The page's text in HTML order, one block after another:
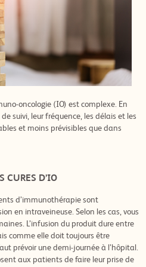
oncologie (IO) est complexe. En
suivi, leur fréquence, les délais et les
et moins prévisibles que dans
CURES D’IO
d’immunothérapie sont
en intraveineuse. Selon les cas, vous
L’infusion du produit dure entre
comme elle doit toujours être
prévoir une demi-journée à l’hôpital.
aux patients de faire leur prise de